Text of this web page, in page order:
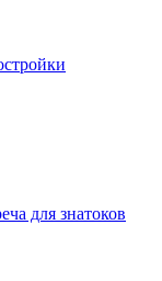
для знатоков